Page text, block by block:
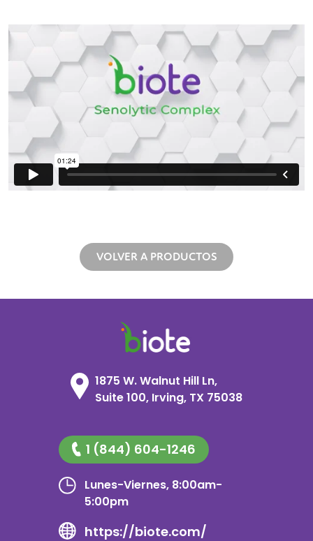
VOLVER A PRODUCTOS
1875 W. Walnut Hill Ln,
Suite 100, Irving, TX 75038
1 (844) 604-1246
Lunes-Viernes, 8:00am-
5:00pm
https://biote.com/